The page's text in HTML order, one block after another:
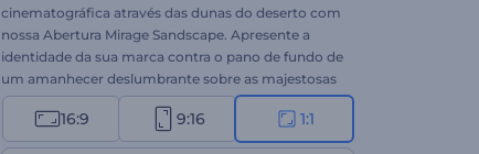
cinematográfica através das dunas do deserto com
nossa Abertura Mirage Sandscape. Apresente a
identidade da sua marca contra o pano de fundo de
um amanhecer deslumbrante sobre as majestosas
dunas. Quer você queira compartilhar sua
mensagem ou revelar seu logotipo, este modelo
vai cativar os espectadores do início ao fim. Faça o
16:9 9:16 1:1